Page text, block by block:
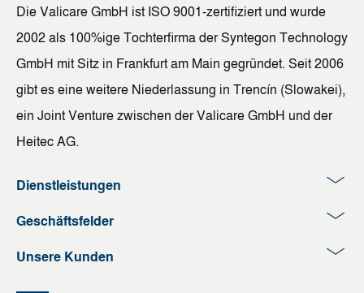
Die Valicare GmbH ist ISO 9001-zertifiziert und wurde
2002 als 100%ige Tochterfirma der Syntegon Technology
GmbH mit Sitz in Frankfurt am Main gegründet. Seit 2006
gibt es eine weitere Niederlassung in Trencín (Slowakei),
ein Joint Venture zwischen der Valicare GmbH und der
Heitec AG.
Dienstleistungen
Geschäftsfelder
Unsere Kunden